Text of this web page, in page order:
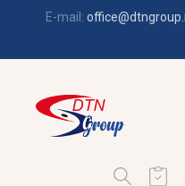
E-mail: